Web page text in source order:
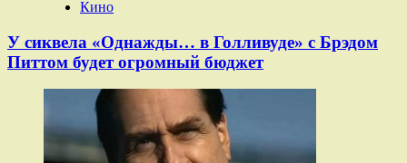
Кино
У сиквела «Однажды… в Голливуде» с Брэдом
Питтом будет огромный бюджет